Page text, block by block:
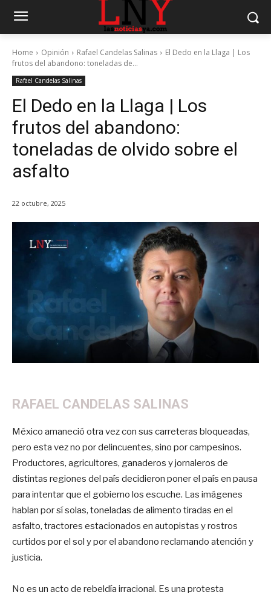
Home Opinión Rafael Candelas Salinas
El Dedo en la Llaga | Los
frutos del abandono: toneladas de...
Rafael Candelas Salinas
El Dedo en la Llaga | Los
frutos del abandono:
toneladas de olvido sobre el
asfalto
22 octubre, 2025
RAFAEL CANDELAS SALINAS
México amaneció otra vez con sus carreteras bloqueadas,
pero esta vez no por delincuentes, sino por campesinos.
Productores, agricultores, ganaderos y jornaleros de
distintas regiones del país decidieron poner el país en pausa
para intentar que el gobierno los escuche. Las imágenes
hablan por sí solas, toneladas de alimento tiradas en el
asfalto, tractores estacionados en autopistas y rostros
curtidos por el sol y por el abandono reclamando atención y
justicia.
No es un acto de rebeldía irracional. Es una protesta